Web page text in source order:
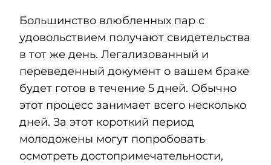
Большинство влюбленных пар с
удовольствием получают свидетельства
в тот же день. Легализованный и
переведенный документ о вашем браке
будет готов в течение 5 дней. Обычно
этот процесс занимает всего несколько
дней. За этот короткий период
молодожены могут попробовать
осмотреть достопримечательности,